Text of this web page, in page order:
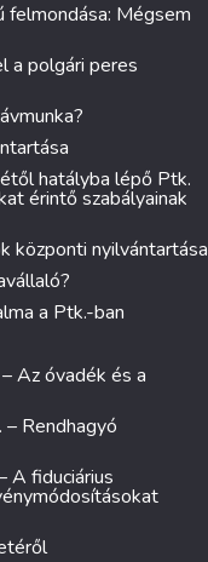
felmondása: Mégsem
a polgári peres
hatályba lépő Ptk.
érintő szabályainak
központi nyilvántartása
a Ptk.-ban
Az óvadék és a
Rendhagyó
A fiduciárius